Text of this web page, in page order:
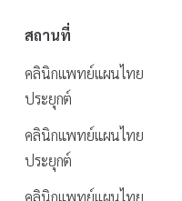
สถานที่
คลินิกแพทย์แผนไทย
ประยุกต์
คลินิกแพทย์แผนไทย
ประยุกต์
คลินิกแพทย์แผนไทย